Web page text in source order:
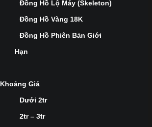
Đồng Hồ Lộ Máy (Skeleton)
Đồng Hồ Vàng 18K
Đồng Hồ Phiên Bản Giới
Hạn
Khoảng Giá
Dưới 2tr
2tr – 3tr